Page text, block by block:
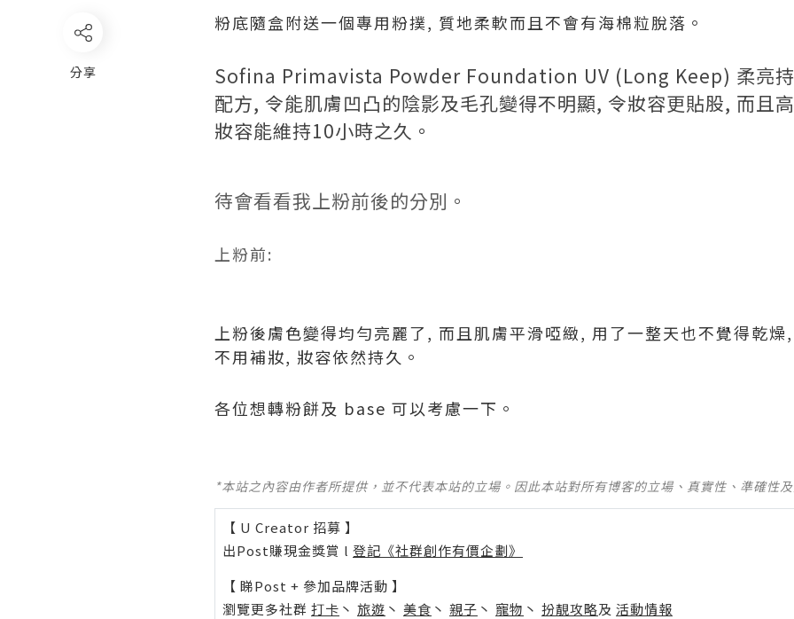
分享
粉底隨盒附送一個專用粉撲, 質地柔軟而且不會有海棉粒脫落。
Sofina Primavista Powder Foundation UV (Long Keep) 柔亮
配方, 令能肌膚凹凸的陰影及毛孔變得不明顯, 令妝容更貼股, 而且
妝容能維持10小時之久。
待會看看我上粉前後的分別。
上粉前:
上粉後膚色變得均勻亮麗了, 而且肌膚平滑啞緻, 用了一整天也不覺得乾
不用補妝, 妝容依然持久。
各位想轉粉餅及 base 可以考慮一下。
*本站之內容由作者所提供，並不代表本站的立場。因此本站對所有博客的立場、真實性、準確性
【 U Creator 招募 】
出Post賺現金獎賞 l 登記《社群創作有價企劃》
【 睇Post + 參加品牌活動 】
瀏覽更多社群 打卡 丶 旅遊 丶 美食 丶 親子 丶 寵物 丶 扮靚攻略及 活動情報